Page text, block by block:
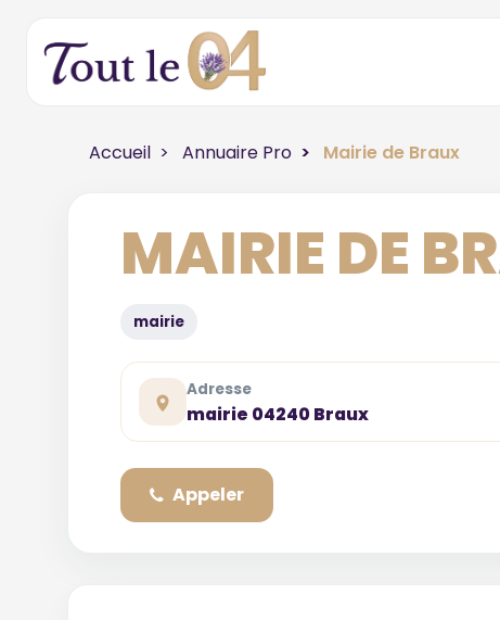
Accueil Annuaire Pro Mairie de Braux
MAIRIE DE
mairie
Adresse
mairie 04240 Braux
Appeler